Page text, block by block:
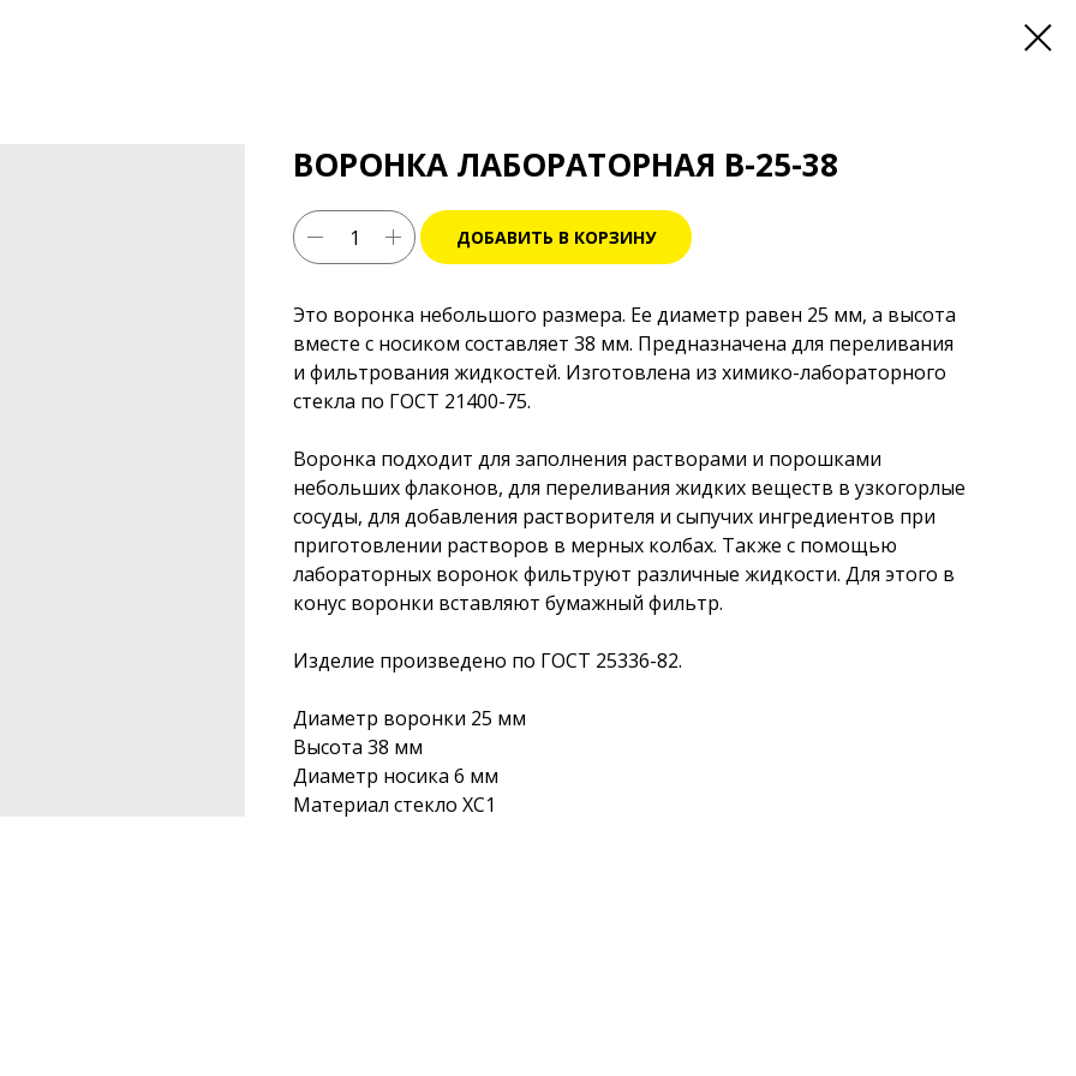
ВОРОНКА ЛАБОРАТОРНАЯ В-25-38
ДОБАВИТЬ В КОРЗИНУ
Это воронка небольшого размера. Ее диаметр равен 25 мм, а высота
вместе с носиком составляет 38 мм. Предназначена для переливания
и фильтрования жидкостей. Изготовлена из химико-лабораторного
стекла по ГОСТ 21400-75.
Воронка подходит для заполнения растворами и порошками
небольших флаконов, для переливания жидких веществ в узкогорлые
сосуды, для добавления растворителя и сыпучих ингредиентов при
приготовлении растворов в мерных колбах. Также с помощью
лабораторных воронок фильтруют различные жидкости. Для этого в
конус воронки вставляют бумажный фильтр.
Изделие произведено по ГОСТ 25336-82.
Диаметр воронки 25 мм
Высота 38 мм
Диаметр носика 6 мм
Материал стекло ХС1